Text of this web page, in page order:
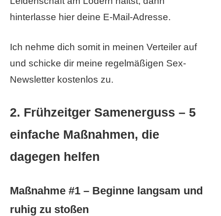
hinterlasse hier deine E-Mail-Adresse.
Ich nehme dich somit in meinen Verteiler auf
und schicke dir meine regelmäßigen Sex-
Newsletter kostenlos zu.
2. Frühzeitger Samenerguss – 5
einfache Maßnahmen, die
dagegen helfen
Maßnahme #1 – Beginne langsam und
ruhig zu stoßen